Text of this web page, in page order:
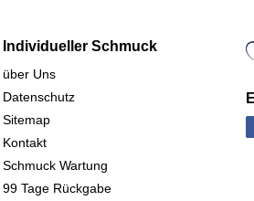
Individueller Schmuck
über Uns
Datenschutz
Sitemap
Kontakt
Schmuck Wartung
99 Tage Rückgabe